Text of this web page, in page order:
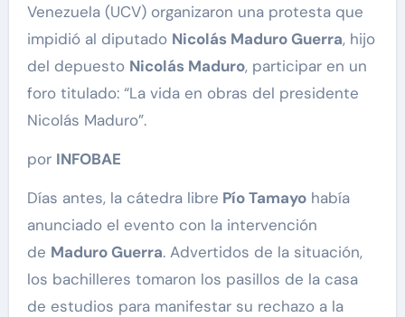
Venezuela (UCV) organizaron una protesta que
impidió al diputado Nicolás Maduro Guerra, hijo
del depuesto Nicolás Maduro, participar en un
foro titulado: “La vida en obras del presidente
Nicolás Maduro”.
por INFOBAE
Días antes, la cátedra libre Pío Tamayohabía
anunciado el evento con la intervención
de Maduro Guerra. Advertidos de la situación,
los bachilleres tomaron los pasillos de la casa
de estudios para manifestar su rechazo a la